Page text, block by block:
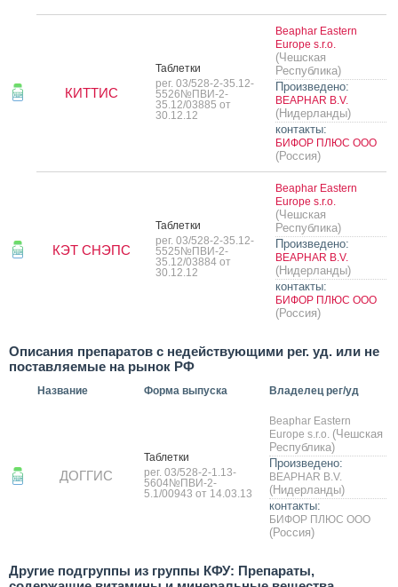
КИТТИС
Таб­летки
рег. 03/528-2-35.12-
5526№ПВИ-2-
35.12/03885 от
30.12.12
Beaphar Eastern
Europe s.r.o.
(Чешская
Республика)
Произведено:
BEAPHAR B.V.
(Нидерланды)
контакты:
БИФОР ПЛЮС ООО
(Россия)
КЭТ СНЭПС
Таб­летки
рег. 03/528-2-35.12-
5525№ПВИ-2-
35.12/03884 от
30.12.12
Beaphar Eastern
Europe s.r.o.
(Чешская
Республика)
Произведено:
BEAPHAR B.V.
(Нидерланды)
контакты:
БИФОР ПЛЮС ООО
(Россия)
Описания препаратов с недействующими рег. уд. или не
поставляемые на рынок РФ
Название Форма выпуска Владелец рег/уд
ДОГГИС
Таб­летки
рег. 03/528-2-1.13-
5604№ПВИ-2-
5.1/00943 от 14.03.13
Beaphar Eastern
Europe s.r.o. (Чешская
Республика)
Произведено:
BEAPHAR B.V.
(Нидерланды)
контакты:
БИФОР ПЛЮС ООО
(Россия)
Другие подгруппы из группы КФУ: Препараты,